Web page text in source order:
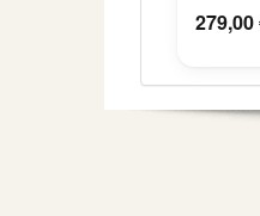
279,00